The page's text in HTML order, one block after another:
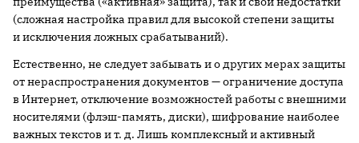
(сложная настройка правил для высокой степени защиты
и исключения ложных срабатываний).
Естественно, не следует забывать и о других мерах защиты
от нераспространения документов — ограничение доступа
в Интернет, отключение возможностей работы с внешними
носителями (флэш-память, диски), шифрование наиболее
важных текстов и т. д. Лишь комплексный и активный